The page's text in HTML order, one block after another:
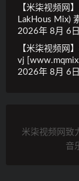
【米柒视频网
LakHous Mix)
2026年 8月 6日
【米柒视频网
vj
2026年 8月 6日
米柒视频网致
音